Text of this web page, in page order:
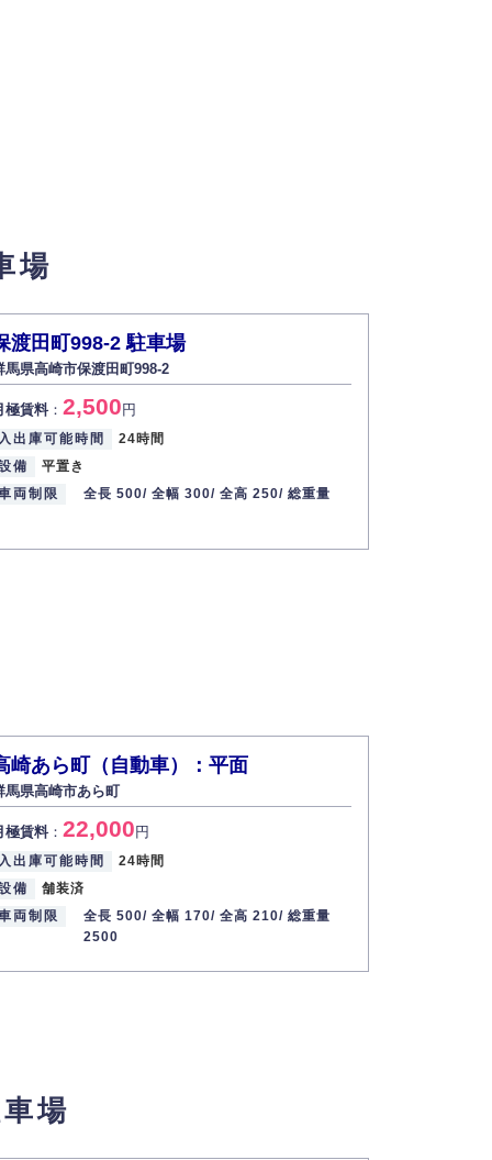
。
合は開示いたしません）。
場
渡田町998-2 駐車場
馬県高崎市保渡田町998-2
極賃料： 2,500円
入出庫可能時間
24時間
備
平置き
両制限
全長 500/ 全幅 300/ 全高 250/ 総重量
崎あら町（自動車）：平面
馬県高崎市あら町
極賃料： 22,000円
入出庫可能時間
24時間
備
舗装済
両制限
全長 500/ 全幅 170/ 全高 210/ 総重量
2500
場